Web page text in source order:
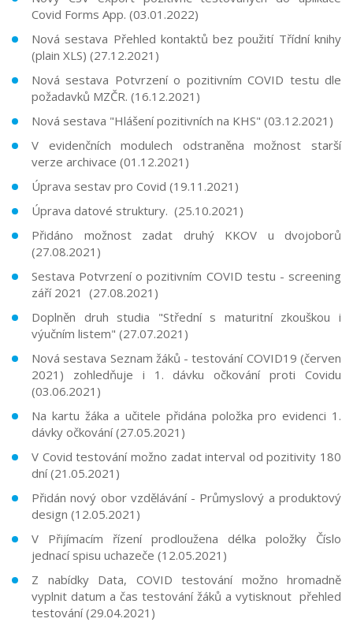
Covid Forms App. (03.01.2022)
Nová sestava Přehled kontaktů bez použití Třídní knihy
(plain XLS) (27.12.2021)
Nová sestava Potvrzení o pozitivním COVID testu dle
požadavků MZČR. (16.12.2021)
Nová sestava "Hlášení pozitivních na KHS" (03.12.2021)
V evidenčních modulech odstraněna možnost starší
verze archivace (01.12.2021)
Úprava sestav pro Covid (19.11.2021)
Úprava datové struktury. (25.10.2021)
Přidáno možnost zadat druhý KKOV u dvojoborů
(27.08.2021)
Sestava Potvrzení o pozitivním COVID testu - screening
září 2021 (27.08.2021)
Doplněn druh studia "Střední s maturitní zkouškou i
výučním listem" (27.07.2021)
Nová sestava Seznam žáků - testování COVID19 (červen
2021) zohledňuje i 1. dávku očkování proti Covidu
(03.06.2021)
Na kartu žáka a učitele přidána položka pro evidenci 1.
dávky očkování (27.05.2021)
V Covid testování možno zadat interval od pozitivity 180
dní (21.05.2021)
Přidán nový obor vzdělávání - Průmyslový a produktový
design (12.05.2021)
V Přijímacím řízení prodloužena délka položky Číslo
jednací spisu uchazeče (12.05.2021)
Z nabídky Data, COVID testování možno hromadně
vyplnit datum a čas testování žáků a vytisknout přehled
testování (29.04.2021)